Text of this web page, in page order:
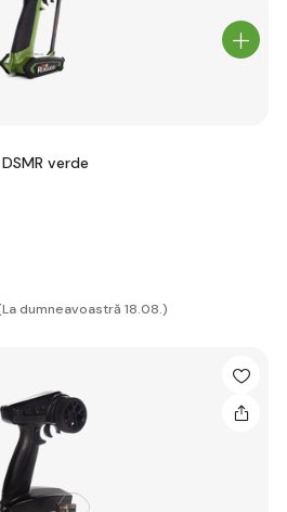
verde
dumneavoastră 18.08.)